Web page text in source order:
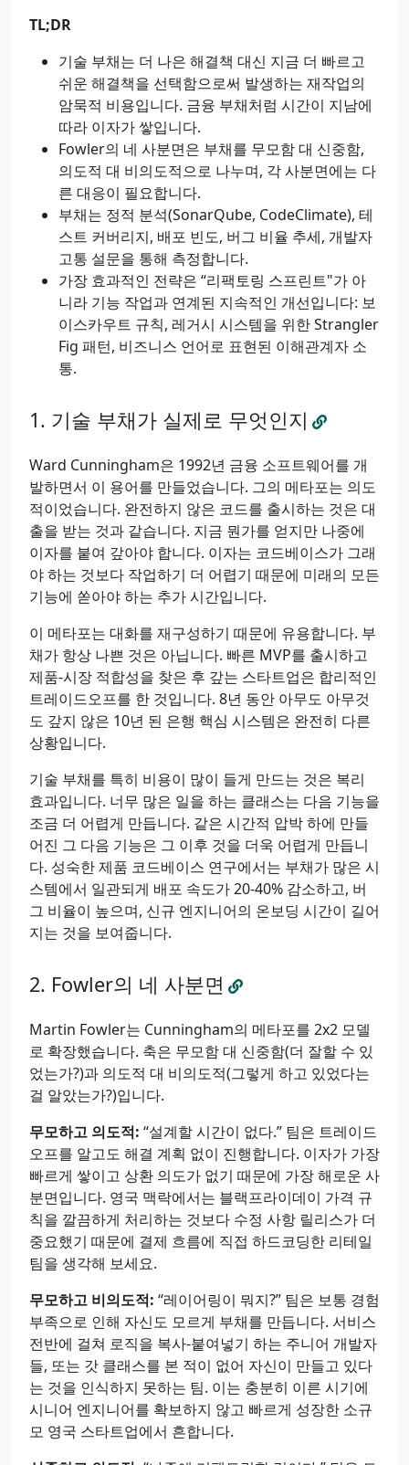
TL;DR
기술 부채는 더 나은 해결책 대신 지금 더 빠르고
쉬운 해결책을 선택함으로써 발생하는 재작업의
암묵적 비용입니다. 금융 부채처럼 시간이 지남에
따라 이자가 쌓입니다.
Fowler의 네 사분면은 부채를 무모함 대 신중함,
의도적 대 비의도적으로 나누며, 각 사분면에는 다
른 대응이 필요합니다.
부채는 정적 분석(SonarQube, CodeClimate), 테
스트 커버리지, 배포 빈도, 버그 비율 추세, 개발자
고통 설문을 통해 측정합니다.
가장 효과적인 전략은 “리팩토링 스프린트"가 아
니라 기능 작업과 연계된 지속적인 개선입니다: 보
이스카우트 규칙, 레거시 시스템을 위한 Strangler
Fig 패턴, 비즈니스 언어로 표현된 이해관계자 소
통.
기술 부채가 실제로 무엇인지
Ward Cunningham은 1992년 금융 소프트웨어를 개
발하면서 이 용어를 만들었습니다. 그의 메타포는 의도
적이었습니다. 완전하지 않은 코드를 출시하는 것은 대
출을 받는 것과 같습니다. 지금 뭔가를 얻지만 나중에
이자를 붙여 갚아야 합니다. 이자는 코드베이스가 그래
야 하는 것보다 작업하기 더 어렵기 때문에 미래의 모든
기능에 쏟아야 하는 추가 시간입니다.
이 메타포는 대화를 재구성하기 때문에 유용합니다. 부
채가 항상 나쁜 것은 아닙니다. 빠른 MVP를 출시하고
제품-시장 적합성을 찾은 후 갚는 스타트업은 합리적인
트레이드오프를 한 것입니다. 8년 동안 아무도 아무것
도 갚지 않은 10년 된 은행 핵심 시스템은 완전히 다른
상황입니다.
기술 부채를 특히 비용이 많이 들게 만드는 것은 복리
효과입니다. 너무 많은 일을 하는 클래스는 다음 기능을
조금 더 어렵게 만듭니다. 같은 시간적 압박 하에 만들
어진 그 다음 기능은 그 이후 것을 더욱 어렵게 만듭니
다. 성숙한 제품 코드베이스 연구에서는 부채가 많은 시
스템에서 일관되게 배포 속도가 20-40% 감소하고, 버
그 비율이 높으며, 신규 엔지니어의 온보딩 시간이 길어
지는 것을 보여줍니다.
Fowler의 네 사분면
Martin Fowler는 Cunningham의 메타포를 2x2 모델
로 확장했습니다. 축은 무모함 대 신중함(더 잘할 수 있
었는가?)과 의도적 대 비의도적(그렇게 하고 있었다는
걸 알았는가?)입니다.
무모하고 의도적: “설계할 시간이 없다.” 팀은 트레이드
오프를 알고도 해결 계획 없이 진행합니다. 이자가 가장
빠르게 쌓이고 상환 의도가 없기 때문에 가장 해로운 사
분면입니다. 영국 맥락에서는 블랙프라이데이 가격 규
칙을 깔끔하게 처리하는 것보다 수정 사항 릴리스가 더
중요했기 때문에 결제 흐름에 직접 하드코딩한 리테일
팀을 생각해 보세요.
무모하고 비의도적: “레이어링이 뭐지?” 팀은 보통 경험
부족으로 인해 자신도 모르게 부채를 만듭니다. 서비스
전반에 걸쳐 로직을 복사-붙여넣기 하는 주니어 개발자
들, 또는 갓 클래스를 본 적이 없어 자신이 만들고 있다
는 것을 인식하지 못하는 팀. 이는 충분히 이른 시기에
시니어 엔지니어를 확보하지 않고 빠르게 성장한 소규
모 영국 스타트업에서 흔합니다.